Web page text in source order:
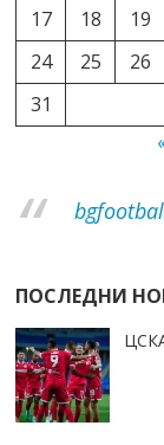
17 18 19
24
25 26
31
ПОСЛЕДНИ